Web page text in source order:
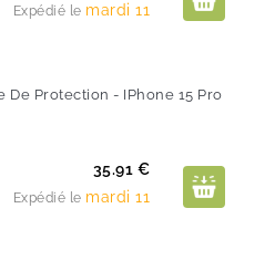
Expédié le mardi 11
De Protection - IPhone 15 Pro
Prix
35.91 €
Expédié le mardi 11